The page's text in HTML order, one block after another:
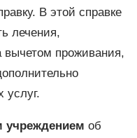
В этой справке
лечения,
вычетом проживания,
услуг.
учреждением об